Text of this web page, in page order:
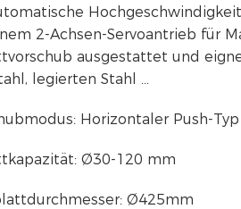
2-Achsen-Servoantrieb für
ausgestattet und
legierten Stahl …
Horizontaler Push-Typ
Ø30-120 mm
Ø425mm